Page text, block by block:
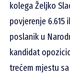
kolega Željko
povjerenje 6.615
poslanik u
kandidat
trećem mjestu